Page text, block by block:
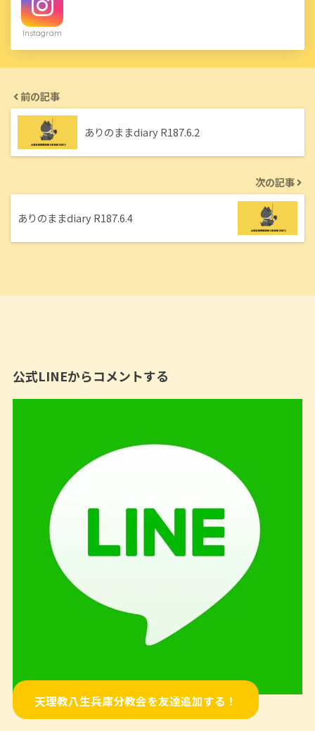
Instagram
前の記事
ありのままdiary R187.6.2
次の記事
ありのままdiary R187.6.4
公式LINEからコメントする
天理教八生兵庫分教会を友達追加する！